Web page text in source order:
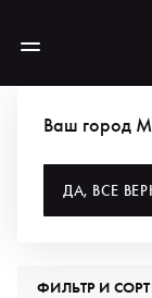
Ваш город
ДА, ВСЕ
ФИЛЬТР И